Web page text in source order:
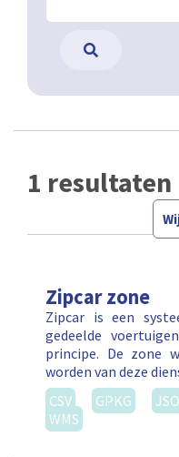
1 resultaten
Zipcar zone
Zipcar is een
gedeelde
principe. De zone
worden van deze
CSV
GPKG
WMS